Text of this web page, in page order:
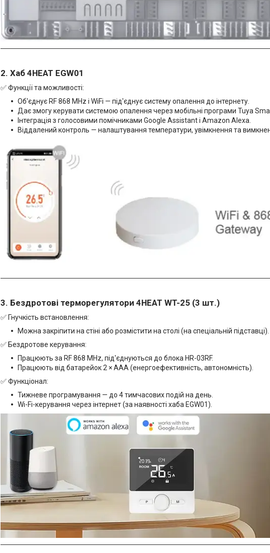
2. Хаб 4HEAT EGW01
✅ Функції та можливості:
Об'єднує RF 868 MHz і WiFi — під'єднує систему опалення до інтернету.
Дає змогу керувати системою опалення через мобільні програми Tuya
Інтеграція з голосовими помічниками Google Assistant і Amazon Alexa.
Віддалений контроль — налаштування температури, увімкнення та
3. Бездротові терморегулятори 4HEAT WT-25 (3 шт.)
✅ Гнучкість встановлення:
Можна закріпити на стіні або розмістити на столі (на спеціальній підставці).
✅ Бездротове керування:
Працюють за RF 868 MHz, під'єднуються до блока HR-03RF.
Працюють від батарейок 2 × AAA (енергоефективність, автономність).
✅ Функціонал:
Тижневе програмування — до 4 тимчасових подій на день.
Wi-Fi-керування через інтернет (за наявності хаба EGW01).